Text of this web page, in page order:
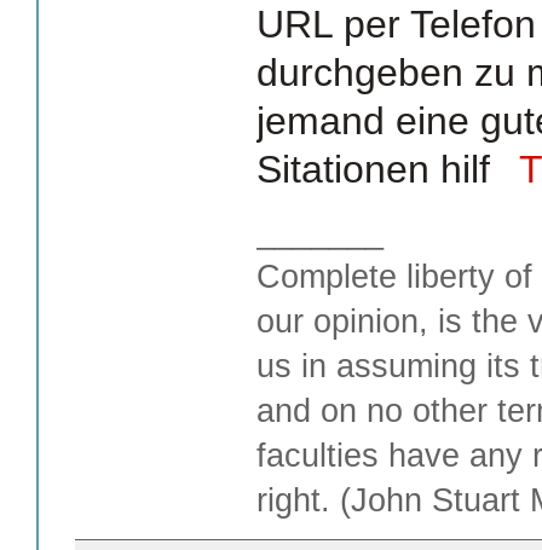
URL per
durchgeben zu
jemand eine
Sitationen hilf
Complete liberty
our opinion, is the
us in assuming its
and on no other
faculties have any
right. (John Stuart